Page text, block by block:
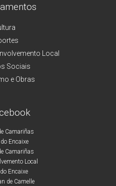
Local
Sociais
e Obras
Camariñas
Encaixe
Camariñas
Local
Encaixe
de Camelle